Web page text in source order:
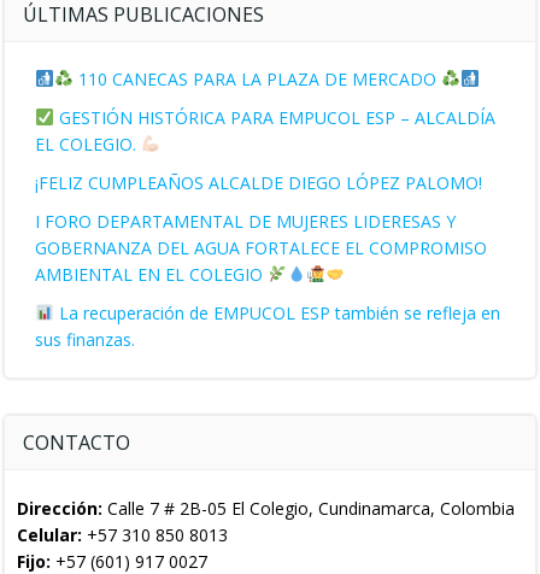
ÚLTIMAS PUBLICACIONES
110 CANECAS PARA LA PLAZA DE MERCADO
GESTIÓN HISTÓRICA PARA EMPUCOL ESP – ALCALDÍA
EL COLEGIO.
¡FELIZ CUMPLEAÑOS ALCALDE DIEGO LÓPEZ PALOMO!
I FORO DEPARTAMENTAL DE MUJERES LIDERESAS Y
GOBERNANZA DEL AGUA FORTALECE EL COMPROMISO
AMBIENTAL EN EL COLEGIO
La recuperación de EMPUCOL ESP también se refleja en
sus finanzas.
CONTACTO
Dirección: Calle 7 # 2B-05 El Colegio, Cundinamarca, Colombia
Celular: +57 310 850 8013
Fijo: +57 (601) 917 0027